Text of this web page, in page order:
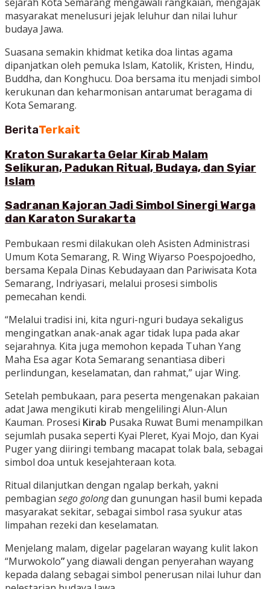
masyarakat menelusuri jejak leluhur dan nilai luhur
budaya Jawa.
Suasana semakin khidmat ketika doa lintas agama
dipanjatkan oleh pemuka Islam, Katolik, Kristen, Hindu,
Buddha, dan Konghucu. Doa bersama itu menjadi simbol
kerukunan dan keharmonisan antarumat beragama di
Kota Semarang.
BeritaTerkait
Kraton Surakarta Gelar Kirab Malam
Selikuran, Padukan Ritual, Budaya, dan Syiar
Islam
Sadranan Kajoran Jadi Simbol Sinergi Warga
dan Karaton Surakarta
Pembukaan resmi dilakukan oleh Asisten Administrasi
Umum Kota Semarang, R. Wing Wiyarso Poespojoedho,
bersama Kepala Dinas Kebudayaan dan Pariwisata Kota
Semarang, Indriyasari, melalui prosesi simbolis
pemecahan kendi.
“Melalui tradisi ini, kita nguri-nguri budaya sekaligus
mengingatkan anak-anak agar tidak lupa pada akar
sejarahnya. Kita juga memohon kepada Tuhan Yang
Maha Esa agar Kota Semarang senantiasa diberi
perlindungan, keselamatan, dan rahmat,” ujar Wing.
Setelah pembukaan, para peserta mengenakan pakaian
adat Jawa mengikuti kirab mengelilingi Alun-Alun
Kauman. Prosesi Kirab Pusaka Ruwat Bumi menampilkan
sejumlah pusaka seperti Kyai Pleret, Kyai Mojo, dan Kyai
Puger yang diiringi tembang macapat tolak bala, sebagai
simbol doa untuk kesejahteraan kota.
Ritual dilanjutkan dengan ngalap berkah, yakni
pembagian sego golongdan gunungan hasil bumi kepada
masyarakat sekitar, sebagai simbol rasa syukur atas
limpahan rezeki dan keselamatan.
Menjelang malam, digelar pagelaran wayang kulit lakon
“Murwokolo”yang diawali dengan penyerahan wayang
kepada dalang sebagai simbol penerusan nilai luhur dan